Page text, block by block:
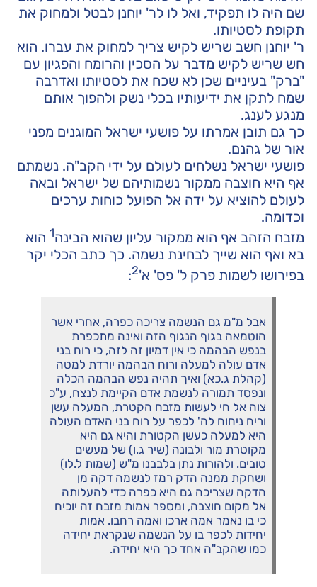
שם היה לו תפקיד, ואל לו לר' יוחנן לבטל ולמחוק את
תקופת לסטיותו.
ר' יוחנן חשב שריש לקיש צריך למחוק את עברו. הוא
חש שריש לקיש מדבר על הסכין והרומח והפגיון עם
"ברק" בעיניים שכן לא שכח את לסטיותו ואדרבה
שמח לתקן את ידיעותיו בכלי נשק ולהפוך אותם
מנגע לענג.
כך גם תובן אמרתו על פושעי ישראל המוגנים מפני
אור של גהנם.
פושעי ישראל נשלחים לעולם על ידי הקב"ה. נשמתם
אף היא חוצבה ממקור נשמותיהם של ישראל ובאה
לעולם להוציא על ידה אל הפועל כוחות ערכים
וכדומה.
מזבח הזהב אף הוא ממקור עליון שהוא הבינה1 הוא
בא ואף הוא שייך לבחינת נשמה. כך כתב הכלי יקר
בפירושו לשמות פרק ל' פס' א'2
:
אבל מ"מ גם הנשמה צריכה כפרה, אחרי אשר
הוטמאה בגוף הנגוף הזה ואינה מתכפרת
בנפש הבהמה כי אין דמיון זה לזה, כי רוח בני
אדם עולה למעלה ורוח הבהמה יורדת למטה
(קהלת ג.כא) ואיך תהיה נפש הבהמה הכלה
ונפסד תמורה לנשמת אדם הקיימת לנצח, ע"כ
צוה אל חי לעשות מזבח הקטרת, המעלה עשן
וריח ניחוח לה' לכפר על רוח בני האדם העולה
היא למעלה כעשן הקטורת והיא גם היא
מקוטרת מור ולבונה (שיר ג.ו) של מעשים
טובים. ולהורות נתן בלבבנו מ"ש (שמות ל.לו)
ושחקת ממנה הדק רמז לנשמה דקה מן
הדקה שצריכה גם היא כפרה כדי להעלותה
אל מקום חוצבה, ומספר אמות מזבח זה יוכיח
כי בו נאמר אמה ארכו ואמה רחבו. אמות
יחידות לכפר בו על הנשמה שנקראת יחידה
כמו שהקב"ה אחד כך היא יחידה.